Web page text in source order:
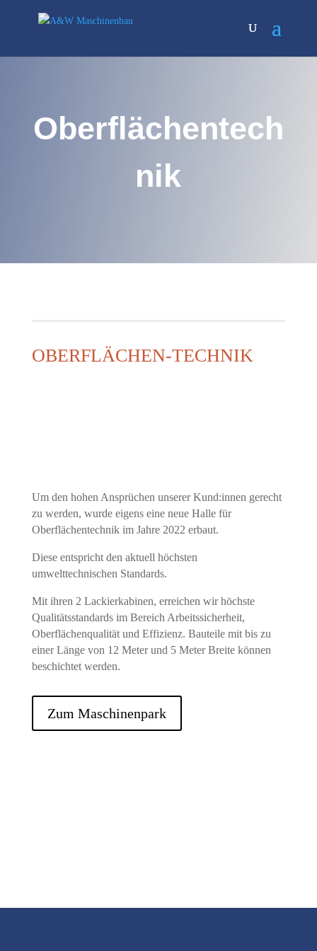
Oberflächentech
nik
OBERFLÄCHEN-TECHNIK
Um den hohen Ansprüchen unserer Kund:innen gerecht
zu werden, wurde eigens eine neue Halle für
Oberflächentechnik im Jahre 2022 erbaut.
Diese entspricht den aktuell höchsten
umwelttechnischen Standards.
Mit ihren 2 Lackierkabinen, erreichen wir höchste
Qualitätsstandards im Bereich Arbeitssicherheit,
Oberflächenqualität und Effizienz. Bauteile mit bis zu
einer Länge von 12 Meter und 5 Meter Breite können
beschichtet werden.
Zum Maschinenpark